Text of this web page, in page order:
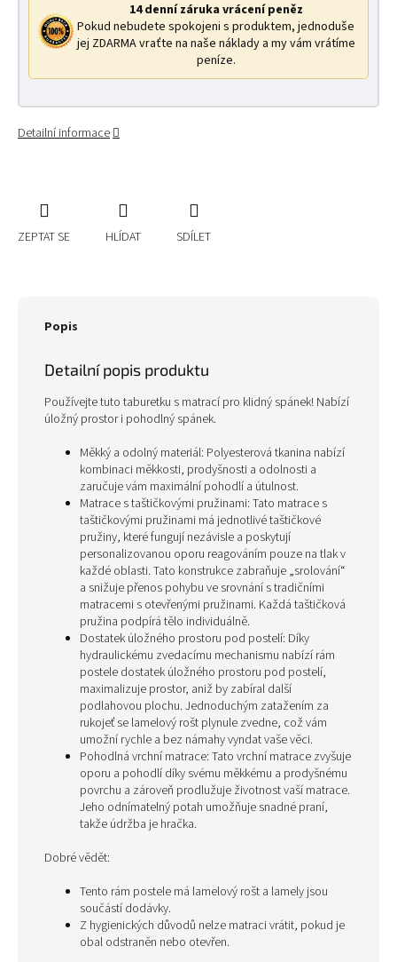
14 denní záruka vrácení peněz
Pokud nebudete spokojeni s produktem, jednoduše
jej ZDARMA vraťte na naše náklady a my vám vrátíme
peníze.
Detailní informace
ZEPTAT SE HLÍDAT SDÍLET
Popis
Detailní popis produktu
Používejte tuto taburetku s matrací pro klidný spánek! Nabízí
úložný prostor i pohodlný spánek.
Měkký a odolný materiál: Polyesterová tkanina nabízí
kombinaci měkkosti, prodyšnosti a odolnosti a
zaručuje vám maximální pohodlí a útulnost.
Matrace s taštičkovými pružinami: Tato matrace s
taštičkovými pružinami má jednotlivé taštičkové
pružiny, které fungují nezávisle a poskytují
personalizovanou oporu reagováním pouze na tlak v
každé oblasti. Tato konstrukce zabraňuje „srolování“
a snižuje přenos pohybu ve srovnání s tradičními
matracemi s otevřenými pružinami. Každá taštičková
pružina podpírá tělo individuálně.
Dostatek úložného prostoru pod postelí: Díky
hydraulickému zvedacímu mechanismu nabízí rám
postele dostatek úložného prostoru pod postelí,
maximalizuje prostor, aniž by zabíral další
podlahovou plochu. Jednoduchým zatažením za
rukojeť se lamelový rošt plynule zvedne, což vám
umožní rychle a bez námahy vyndat vaše věci.
Pohodlná vrchní matrace: Tato vrchní matrace zvyšuje
oporu a pohodlí díky svému měkkému a prodyšnému
povrchu a zároveň prodlužuje životnost vaší matrace.
Jeho odnímatelný potah umožňuje snadné praní,
takže údržba je hračka.
Dobré vědět:
Tento rám postele má lamelový rošt a lamely jsou
součástí dodávky.
Z hygienických důvodů nelze matraci vrátit, pokud je
obal odstraněn nebo otevřen.